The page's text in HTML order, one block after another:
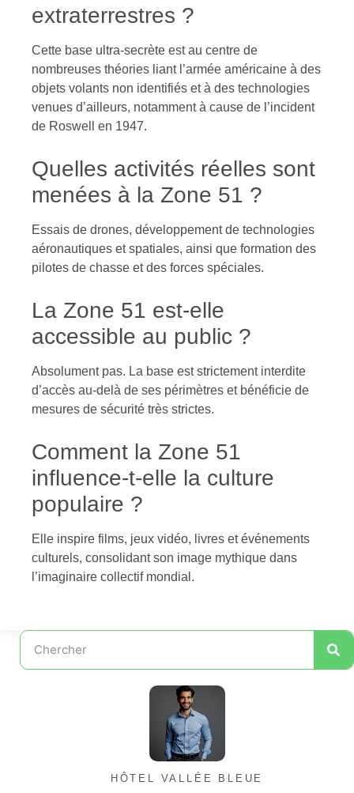
extraterrestres ?
Cette base ultra-secrète est au centre de
nombreuses théories liant l’armée américaine à des
objets volants non identifiés et à des technologies
venues d’ailleurs, notamment à cause de l’incident
de Roswell en 1947.
Quelles activités réelles sont
menées à la Zone 51 ?
Essais de drones, développement de technologies
aéronautiques et spatiales, ainsi que formation des
pilotes de chasse et des forces spéciales.
La Zone 51 est-elle
accessible au public ?
Absolument pas. La base est strictement interdite
d’accès au-delà de ses périmètres et bénéficie de
mesures de sécurité très strictes.
Comment la Zone 51
influence-t-elle la culture
populaire ?
Elle inspire films, jeux vidéo, livres et événements
culturels, consolidant son image mythique dans
l’imaginaire collectif mondial.
HÔTEL VALLÉE BLEUE